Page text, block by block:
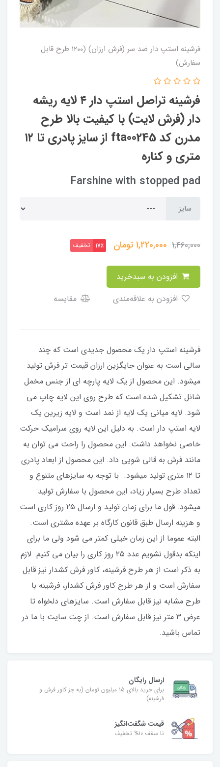
فرشینه استپ دار ضد سر (فرش ارزان) (۱۲۰۰ طرح قابل
سفارش)
فرشینه تراصل استپ دار ۴ لایه ریشه
دار (فرش لایت) با کیفیت بالا طرح
مدرن کد fta00245 از سایز پادری تا ۱۲
متری و کناره
Farshine with stopped pad
سایز
1,460,000
1,220,000تومان 17٪ تخفیف
مقایسه
فرشینه استپ دار یک محصول جدیدی است که چند
سالی است به عنوان جایگزین ارزان قیمت تر فرش تولید
میشود. این محصول از یک لایه پارچه ای از جنس مخمل
شانل تشکیل شده است که طرح روی این لایه چاپ می
شود. لایه میانی یک لایه از نمد است و لایه زیرین یک
لایه استپ دار است. به دلیل این لایه روی سرامیک حرکت
خاصی نخواهد داشت. این محصول را راحت می توان به
مانند فرش به قالی شویی داد. این محصول از ابعاد پادری
تا ۱۲ متری تولید میشود. با توجه به سایزهای متنوع و
تعداد طرح بسیار زیاد، این محصول با سفارش تولید
میشود. قول ما برای زمان تولید و ارسال ۲۵‌ روز کاری است
و هزینه ارسال طبق قانون کارگاه بر عهده مشتری است.
البته عموما از این زمان خیلی کمتر می شود ولی ما برای
اینکه بدقول نشویم عدد ۲۵‌ روز کاری را بیان می کنیم. لازم
به ذکر است از هر طرح فرشینه، کاور فرش کشدار نیز قابل‌
سفارش است و از هر طرح کاور فرش کشدار، فرشینه با
طرح مشابه نیز قابل سفارش است. سایزهای دلخواه تا
عرض ۳ متر نیز قابل سفارش است. از چت سایت با ما در
تماس باشید.
ارسال رایگان
برای خرید بالای ۱۵ میلیون تومان (به جز کاور فرش و
فرشینه)
قیمت شگفت‌انگیز
تا سقف ۱۰% تخفیف